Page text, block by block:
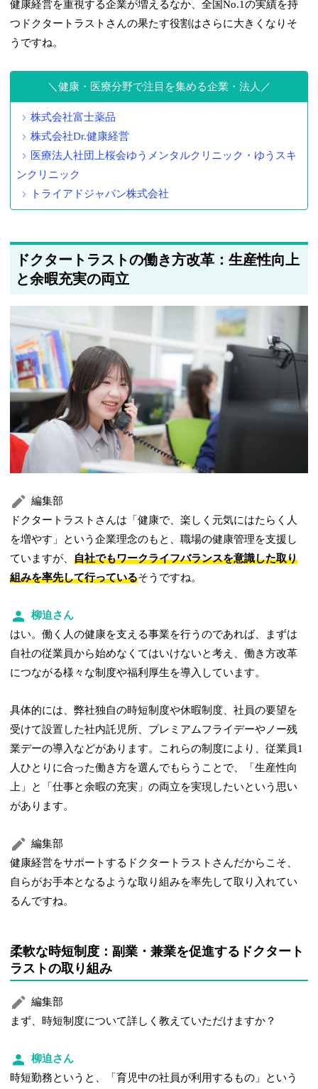
健康経営を重視する企業が増えるなか、全国No.1の実績を持
つドクタートラストさんの果たす役割はさらに大きくなりそ
うですね。
健康・医療分野で注目を集める企業・法人
株式会社富士薬品
株式会社Dr.健康経営
医療法人社団上桜会ゆうメンタルクリニック・ゆうスキ
ンクリニック
トライアドジャパン株式会社
ドクタートラストの働き方改革：生産性向上
と余暇充実の両立
編集部
ドクタートラストさんは「健康で、楽しく元気にはたらく人
を増やす」という企業理念のもと、職場の健康管理を支援し
ていますが、自社でもワークライフバランスを意識した取り
組みを率先して行っているそうですね。
柳迫さん
はい。働く人の健康を支える事業を行うのであれば、まずは
自社の従業員から始めなくてはいけないと考え、働き方改革
につながる様々な制度や福利厚生を導入しています。
具体的には、弊社独自の時短制度や休暇制度、社員の要望を
受けて設置した社内託児所、プレミアムフライデーやノー残
業デーの導入などがあります。これらの制度により、従業員1
人ひとりに合った働き方を選んでもらうことで、「生産性向
上」と「仕事と余暇の充実」の両立を実現したいという思い
があります。
編集部
健康経営をサポートするドクタートラストさんだからこそ、
自らがお手本となるような取り組みを率先して取り入れてい
るんですね。
柔軟な時短制度：副業・兼業を促進するドクタート
ラストの取り組み
編集部
まず、時短制度について詳しく教えていただけますか？
柳迫さん
時短勤務というと、「育児中の社員が利用するもの」という